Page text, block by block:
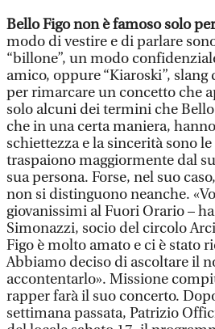
Bello Figo non è famoso solo
modo di vestire e di parlare
“billone”, un modo
amico, oppure “Kiaroski”,
per rimarcare un concetto che
solo alcuni dei termini che
che in una certa maniera,
schiettezza e la sincerità sono
traspaiono maggiormente dal
sua persona. Forse, nel suo
non si distinguono neanche.
giovanissimi al Fuori Orario –
Simonazzi, socio del circolo
Figo è molto amato e ci è stato
Abbiamo deciso di ascoltare il
accontentarlo». Missione
rapper farà il suo concerto.
settimana passata, Patrizio